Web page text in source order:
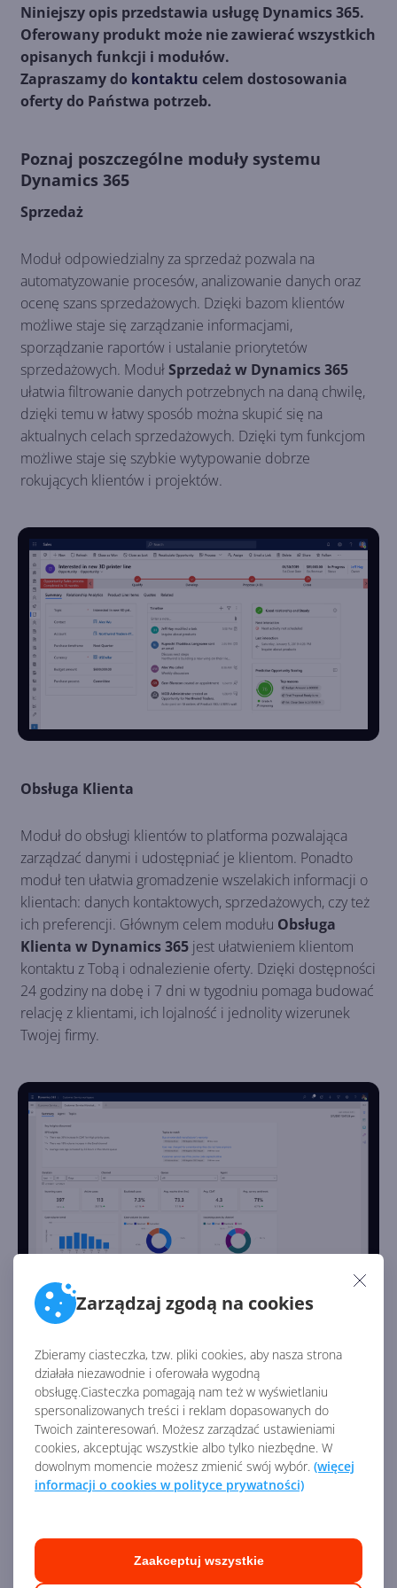
Zarządzaj zgodą na cookies
Zbieramy ciasteczka, tzw. pliki cookies, aby nasza strona
działała niezawodnie i oferowała wygodną
obsługę.Ciasteczka pomagają nam też w wyświetlaniu
spersonalizowanych treści i reklam dopasowanych do
Twoich zainteresowań. Możesz zarządzać ustawieniami
cookies, akceptując wszystkie albo tylko niezbędne. W
dowolnym momencie możesz zmienić swój wybór. (więcej
informacji o cookies w polityce prywatności)
Zaakceptuj wszystkie
Niniejszy opis przedstawia usługę Dynamics 365.
Oferowany produkt może nie zawierać wszystkich
opisanych funkcji i modułów.
Zapraszamy do kontaktu celem dostosowania
oferty do Państwa potrzeb.
Poznaj poszczególne moduły systemu
Dynamics 365
Sprzedaż
Moduł odpowiedzialny za sprzedaż pozwala na
automatyzowanie procesów, analizowanie danych oraz
ocenę szans sprzedażowych. Dzięki bazom klientów
możliwe staje się zarządzanie informacjami,
sporządzanie raportów i ustalanie priorytetów
sprzedażowych. ModułSprzedaż w Dynamics 365
ułatwia filtrowanie danych potrzebnych na daną chwilę,
dzięki temu w łatwy sposób można skupić się na
aktualnych celach sprzedażowych. Dzięki tym funkcjom
możliwe staje się szybkie wytypowanie dobrze
rokujących klientów i projektów.
Obsługa Klienta
Moduł do obsługi klientów to platforma pozwalająca
zarządzać danymi i udostępniać je klientom. Ponadto
moduł ten ułatwia gromadzenie wszelakich informacji o
klientach: danych kontaktowych, sprzedażowych, czy też
ich preferencji. Głównym celem modułu Obsługa
Klienta w Dynamics 365 jest ułatwieniem klientom
kontaktu z Tobą i odnalezienie oferty. Dzięki dostępności
24 godziny na dobę i 7 dni w tygodniu pomaga budować
relację z klientami, ich lojalność i jednolity wizerunek
Twojej firmy.
ModułUsługi w Dynamics 365— jak sama nazwa
mówi — służy do zarządzania szeroko pojętymi usługami.
Dzięki niemu możesz zarządzać zleceniami na usługi,
przydzielaniem, ilością czasu, raportowaniem i analizą.
Ponadto moduł Usługi w łatwy sposób pozwala
pozwalających zestawiać dane na mapach. Moduł Usługi
posiada również dedykowaną aplikację mobilną dla